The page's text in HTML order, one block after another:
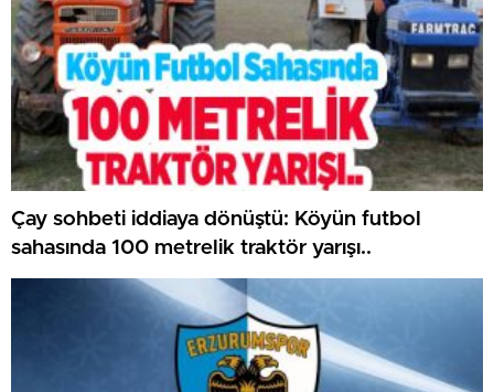
Çay sohbeti iddiaya dönüştü: Köyün futbol
sahasında 100 metrelik traktör yarışı..